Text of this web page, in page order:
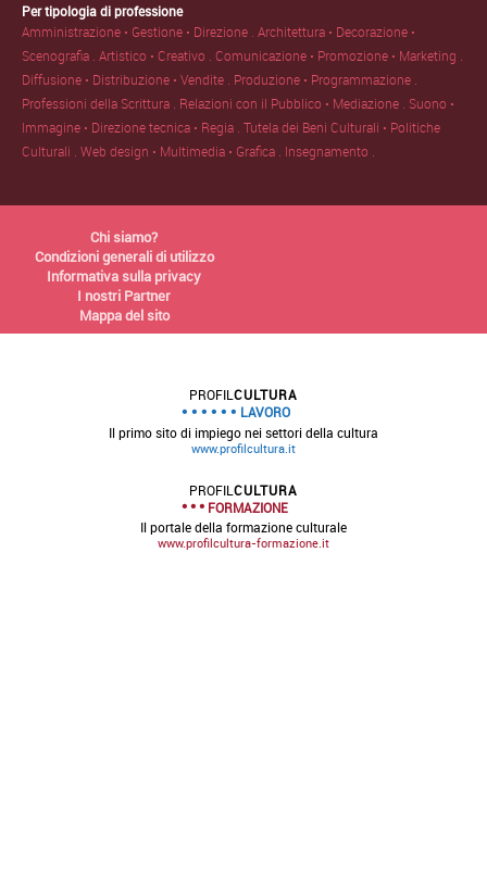
Per tipologia di professione
Amministrazione • Gestione • Direzione .Architettura • Decorazione •
Scenografia .Artistico • Creativo .Comunicazione • Promozione • Marketing .
Diffusione • Distribuzione • Vendite . Produzione • Programmazione .
Professioni della Scrittura . Relazioni con il Pubblico • Mediazione . Suono •
Immagine • Direzione tecnica • Regia .Tutela dei Beni Culturali • Politiche
Culturali .Web design • Multimedia • Grafica . Insegnamento .
Chi siamo?
Condizioni generali di utilizzo
Informativa sulla privacy
I nostri Partner
Mappa del sito
PROFILCULTURA
LAVORO
Il primo sito di impiego nei settori della cultura
www.profilcultura.it
PROFIL CULTURA
FORMAZIONE
Il portale della formazione culturale
www.profilcultura-formazione.it